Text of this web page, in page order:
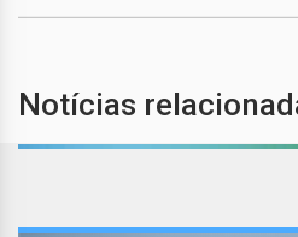
Notícias